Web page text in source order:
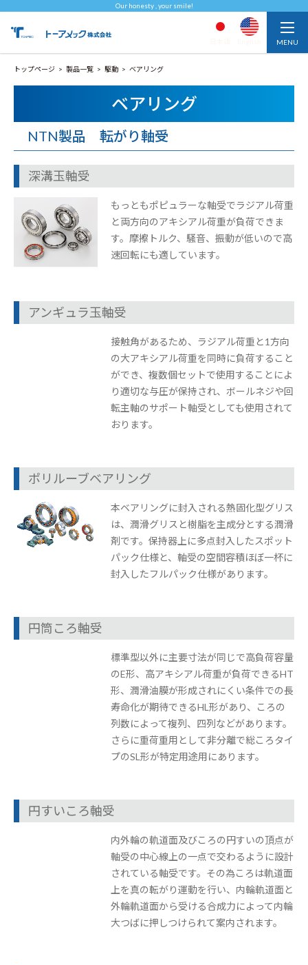
Our honesty , your smile!
トップページ 製品一覧 駆動 ベアリング
ベアリング
NTN製品 転がり軸受
深溝玉軸受
もっともポピュラーな軸受でラジアル荷重
と両方向のアキシアル荷重が負荷できま
す。摩擦トルク、騒音、振動が低いので高
速回転にも適しています。
アンギュラ玉軸受
接触角があるため、ラジアル荷重と1方向
の大アキシアル荷重を同時に負荷すること
ができ、複数個セットで使用することによ
り適切な与圧が保持され、ボールネジや回
転主軸のサポート軸受としても使用されて
おります。
ポリルーブベアリング
本ベアリングに封入される熱固化型グリス
は、潤滑グリスと樹脂を主成分とする潤滑
剤です。保持器上に多点封入したスポット
パック仕様と、軸受の空間容積ほぼ一杯に
封入したフルパック仕様があります。
円筒ころ軸受
標準型以外に主要寸法が同じで高負荷容量
のE形、高アキシアル荷重が負荷できるHT
形、潤滑油膜が形成されにくい条件での長
寿命化が期待できるHL形があり、ころの
列数によって複列、四列などがあります。
さらに重荷重用として非分離で総ころタイ
プのSL形が特定用途用にあります。
円すいころ軸受
内外輪の軌道面及びころの円すいの頂点が
軸受の中心線上の一点で交わるように設計
されている軸受です。その為ころは軌道面
上を真の転がり運動を行い、内輪軌道面と
外輪軌道面から受ける合成力によって内輪
大つばに押しつけられて案内されます。